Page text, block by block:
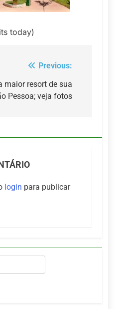
today)
Previous:
maior resort de sua
Pessoa; veja fotos
login para publicar